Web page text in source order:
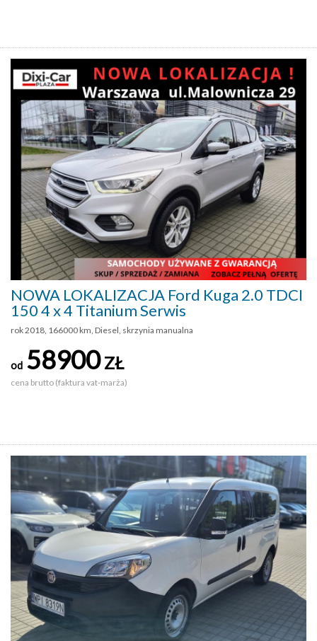
NOWA LOKALIZACJA Ford Kuga 2.0 TDCI
150 4 x 4 Titanium Serwis
rok 2018, 166000 km, Diesel, skrzynia manualna
od 58900ZŁ
cena brutto (faktura vat-marża)